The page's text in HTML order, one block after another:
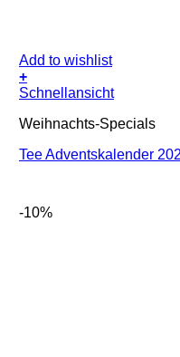
Add to wishlist
+
Schnellansicht
Weihnachts-Specials
Tee Adventskalender
-10%